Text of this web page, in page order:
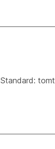
Standard: tomt